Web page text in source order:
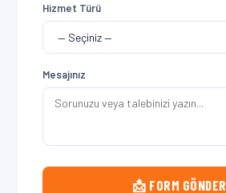
Hizmet Türü
Mesajınız
📩 FORM GÖNDER